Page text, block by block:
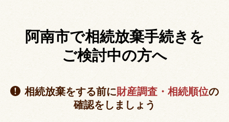
阿南市で相続放棄手続きを
ご検討中の方へ
相続放棄をする前に財産調査・相続順位の
確認をしましょう